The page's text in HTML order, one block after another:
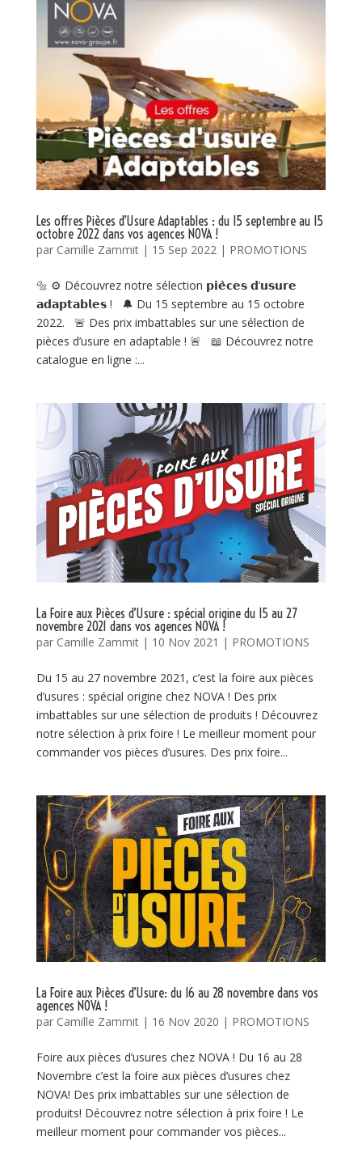
Les offres Pièces d’Usure Adaptables : du 15 septembre au 15
octobre 2022 dans vos agences NOVA !
par Camille Zammit| 15 Sep 2022 | PROMOTIONS
🔩 ⚙ Découvrez notre sélection 𝗽𝗶𝗲̀𝗰𝗲𝘀 𝗱’𝘂𝘀𝘂𝗿𝗲
𝗮𝗱𝗮𝗽𝘁𝗮𝗯𝗹𝗲𝘀 ! 🔔 Du 15 septembre au 15 octobre
2022. 🚨 Des prix imbattables sur une sélection de
pièces d’usure en adaptable ! 🚨 📖 Découvrez notre
catalogue en ligne :...
La Foire aux Pièces d’Usure : spécial origine du 15 au 27
novembre 2021 dans vos agences NOVA !
par Camille Zammit| 10 Nov 2021 | PROMOTIONS
Du 15 au 27 novembre 2021, c’est la foire aux pièces
d’usures : spécial origine chez NOVA ! Des prix
imbattables sur une sélection de produits ! Découvrez
notre sélection à prix foire ! Le meilleur moment pour
commander vos pièces d’usures. Des prix foire...
La Foire aux Pièces d’Usure: du 16 au 28 novembre dans vos
agences NOVA !
par Camille Zammit| 16 Nov 2020 | PROMOTIONS
Foire aux pièces d’usures chez NOVA ! Du 16 au 28
Novembre c’est la foire aux pièces d’usures chez
NOVA! Des prix imbattables sur une sélection de
produits! Découvrez notre sélection à prix foire ! Le
meilleur moment pour commander vos pièces...